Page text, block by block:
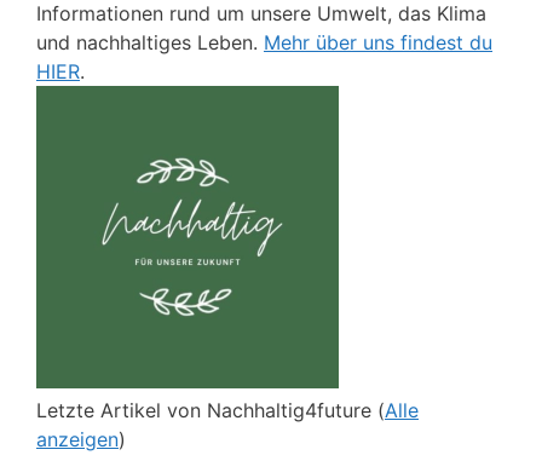
Informationen rund um unsere Umwelt, das Klima
und nachhaltiges Leben. Mehr über uns findest du
HIER.
Letzte Artikel von Nachhaltig4future (Alle
anzeigen)